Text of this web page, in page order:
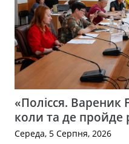
«Полісся. Вареник
коли та де пройде
Середа, 5 Серпня, 2026